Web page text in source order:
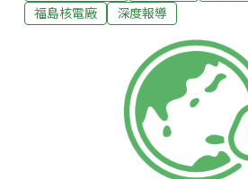
本比較（IEA, 2010, Projected
資料，目前既有核電的發電成本中
費用的提撥費用最高，佔27%，其
用次之，而硬體建設的攤提費用僅
於燃料成本的佔比。但此成本結構
核能發電成本，有極大的差異。根
料顯示，就核電的成本結構而言，
福島核電廠
深度報導